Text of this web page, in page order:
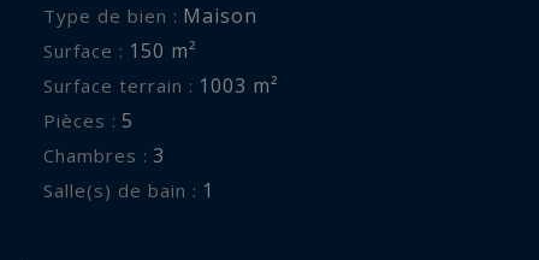
Type de bien : Maison
Surface : 150 m²
Surface terrain : 1003 m²
Pièces : 5
Chambres : 3
Salle(s) de bain : 1